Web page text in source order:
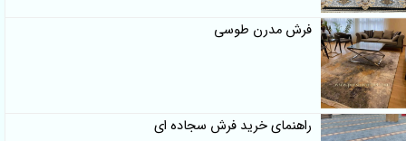
فرش مدرن طوسی
راهنمای خرید فرش سجاده ای